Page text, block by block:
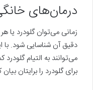
درمان‌های
زمانی می‌توان گلودرد یا
دقیق آن شناسایی شود. با
می‌توانند به التیام
برای گلودرد را برایتان بیان